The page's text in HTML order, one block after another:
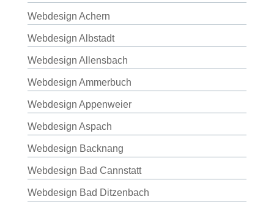
Webdesign Achern
Webdesign Albstadt
Webdesign Allensbach
Webdesign Ammerbuch
Webdesign Appenweier
Webdesign Aspach
Webdesign Backnang
Webdesign Bad Cannstatt
Webdesign Bad Ditzenbach